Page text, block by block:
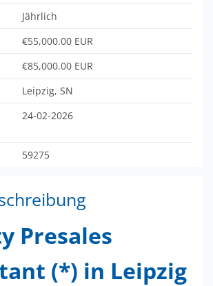
Jährlich
€55,000.00 EUR
€85,000.00 EUR
Leipzig, SN
24-02-2026
59275
Presales
(*) in Leipzig